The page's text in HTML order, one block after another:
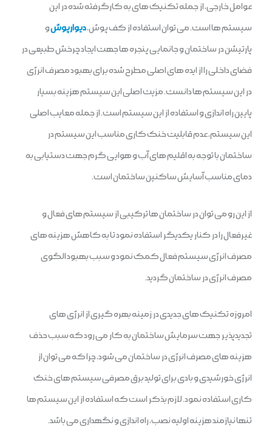
عوامل خارجی، از جمله تکنیک های به کارگرفته شده در این
سیستم ها است. می توان استفاده از کف پوش،دیوارپوشو
پارتیشن در ساختمان و جانمایی پنجره ها جهت ایجاد چرخش طبیعی در
فضای داخلی را از ایده های اصلی مطرح شده برای بهبود مصرف انرژی
در این سیستم ها دانست. مزیت اصلی این سیستم هزینه بسیار
پایین راه اندازی و استفاده از این سیستم است. از جمله معایب اصلی
این سیستم، عدم قابلیت خنک کاری مناسب این سیستم در
ساختمان با توجه به اقلیم های آب و هوایی گرم جهت دستیابی به
دمای مناسب آسایش ساکنین ساختمان است.
از این رو می توان در ساختمان ها ترکیبی از سیستم های فعال و
غیرفعال را در کنار یکدیگر استفاده نمود تا به کاهش هزینه های
مصرف انرژی سیستم فعال کمک نمود و سبب بهبود الگوی
مصرف انرژی در ساختمان گردید.
امروزه تکنیک های جدیدی در زمینه بهره گیری از انرژی های
تجدیدپذیر جهت سرمایش ساختمان به کار می رود که سبب حذف
هزینه های مصرف انرژی در ساختمان می شود، چرا که می توان از
انرژی خورشیدی و بادی برای تولید برق مصرفی سیستم های خنک
کاری استفاده نمود. لازم بذکر است که استفاده از این سیستم ها
تنها نیازمند هزینه اولیه نصب، راه اندازی و نگهداری می باشد.